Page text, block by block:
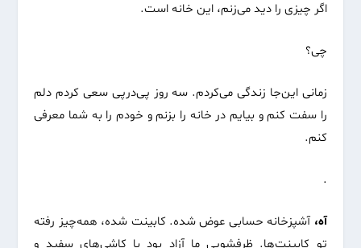
اگر چیزی را دید می‌زنم، این خانه است.
چی؟
زمانی این‌جا زندگی می‌کردم. سه روز پی‌درپی سعی کردم دلم
را سفت کنم و بیایم در خانه را بزنم و خودم را به شما معرفی
کنم.
.
آه، آشپزخانه حسابی عوض شده. کابینت شده، همه‌چیز رفته
تو کابینت‌ها. ظرفشویی ما آزاد بود با کاشی‌های سفید و